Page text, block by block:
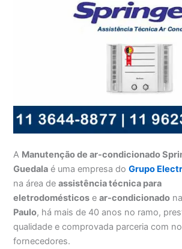
A Manutenção de ar-condicionado
Guedala é uma empresa doGrupo
na área deassistência técnica para
eletrodomésticos ear-condicionado
Paulo, há mais de 40 anos no ramo,
qualidade e comprovada parceria com
fornecedores.